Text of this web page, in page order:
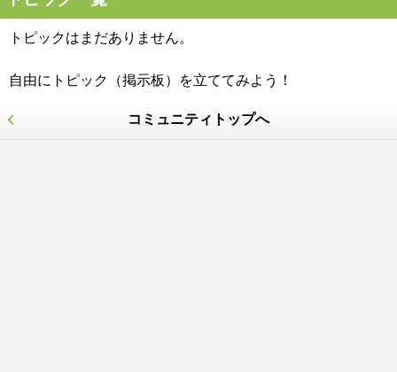
トピックはまだありません。
自由にトピック（掲示板）を立ててみよう！
コミュニティトップへ